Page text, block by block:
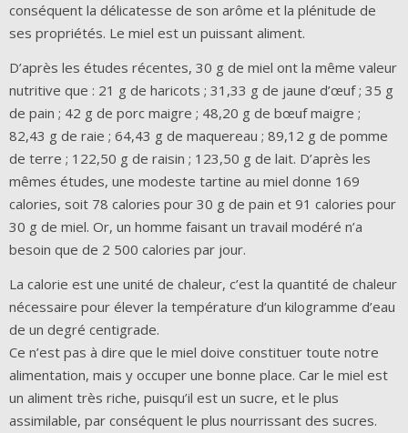
conséquent la délicatesse de son arôme et la plénitude de
ses propriétés. Le miel est un puissant aliment.
D’après les études récentes, 30 g de miel ont la même valeur
nutritive que : 21 g de haricots ; 31,33 g de jaune d’œuf ; 35 g
de pain ; 42 g de porc maigre ; 48,20 g de bœuf maigre ;
82,43 g de raie ; 64,43 g de maquereau ; 89,12 g de pomme
de terre ; 122,50 g de raisin ; 123,50 g de lait. D’après les
mêmes études, une modeste tartine au miel donne 169
calories, soit 78 calories pour 30 g de pain et 91 calories pour
30 g de miel. Or, un homme faisant un travail modéré n’a
besoin que de 2 500 calories par jour.
La calorie est une unité de chaleur, c’est la quantité de chaleur
nécessaire pour élever la température d’un kilogramme d’eau
de un degré centigrade.
Ce n’est pas à dire que le miel doive constituer toute notre
alimentation, mais y occuper une bonne place. Car le miel est
un aliment très riche, puisqu’il est un sucre, et le plus
assimilable, par conséquent le plus nourrissant des sucres.